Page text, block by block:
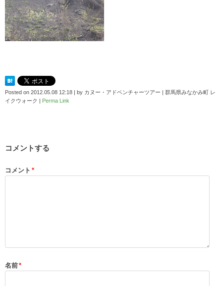
Posted on 2012.05.08 12:18 | by カヌー・アドベンチャーツアー | 群馬県みなかみ町 レ
イクウォーク | Perma Link
コメントする
コメント *
名前*